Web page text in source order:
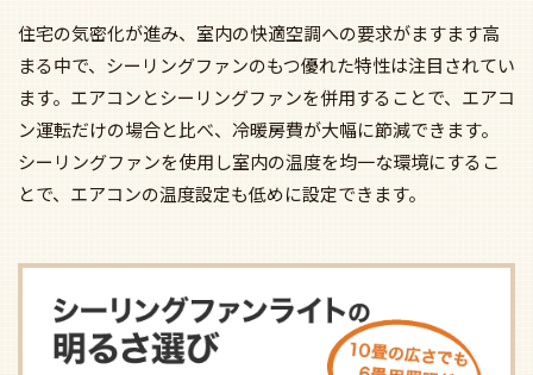
住宅の気密化が進み、室内の快適空調への要求がますます高
まる中で、シーリングファンのもつ優れた特性は注目されてい
ます。エアコンとシーリングファンを併用することで、エアコ
ン運転だけの場合と比べ、冷暖房費が大幅に節減できます。
シーリングファンを使用し室内の温度を均一な環境にするこ
とで、エアコンの温度設定も低めに設定できます。